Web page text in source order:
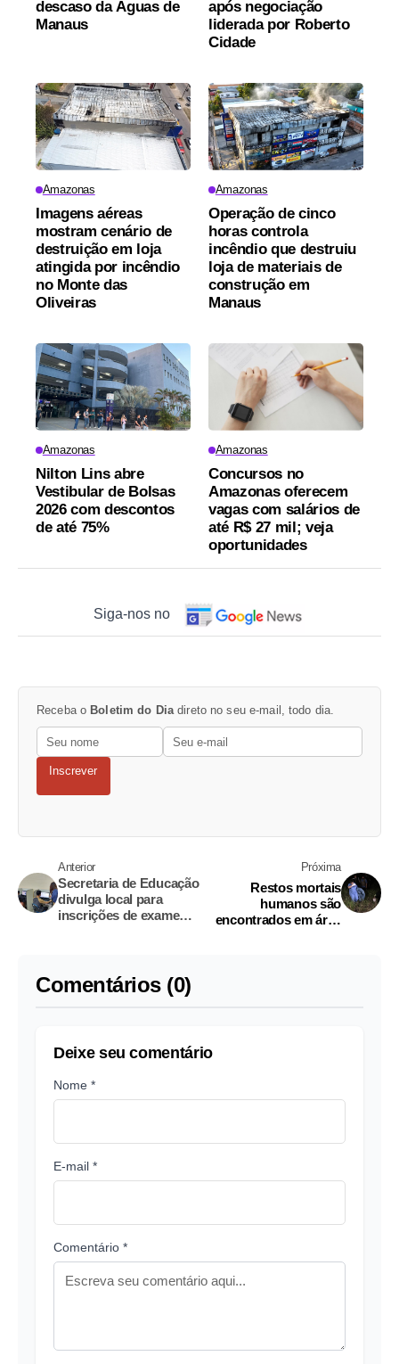
descaso da Águas de
Manaus
após negociação
liderada por Roberto
Cidade
Amazonas
Imagens aéreas
mostram cenário de
destruição em loja
atingida por incêndio
no Monte das
Oliveiras
Amazonas
Operação de cinco
horas controla
incêndio que destruiu
loja de materiais de
construção em
Manaus
Amazonas
Nilton Lins abre
Vestibular de Bolsas
2026 com descontos
de até 75%
Amazonas
Concursos no
Amazonas oferecem
vagas com salários de
até R$ 27 mil; veja
oportunidades
Siga-nos no
Receba o Boletim do Dia direto no seu e-mail, todo dia.
Inscrever
Anterior
Secretaria de Educação
divulga local para
inscrições de exame
Próxima
Restos mortais
humanos são
encontrados em área
Comentários (0)
Deixe seu comentário
Nome *
E-mail *
Comentário *